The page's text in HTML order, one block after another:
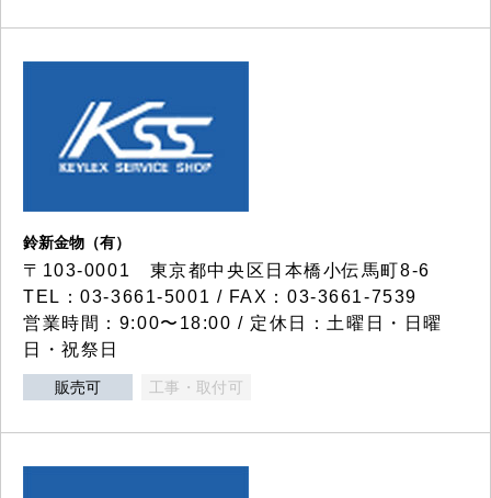
鈴新金物（有）
〒103-0001 東京都中央区日本橋小伝馬町8-6
TEL：03-3661-5001 / FAX：03-3661-7539
営業時間：9:00〜18:00 / 定休日：土曜日・日曜
日・祝祭日
販売可 工事・取付可